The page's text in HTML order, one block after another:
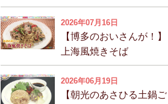
2026年07月16日
【博多のおいさんが！】
上海風焼きそば
2026年06月19日
【朝光のあさひる土鍋ご